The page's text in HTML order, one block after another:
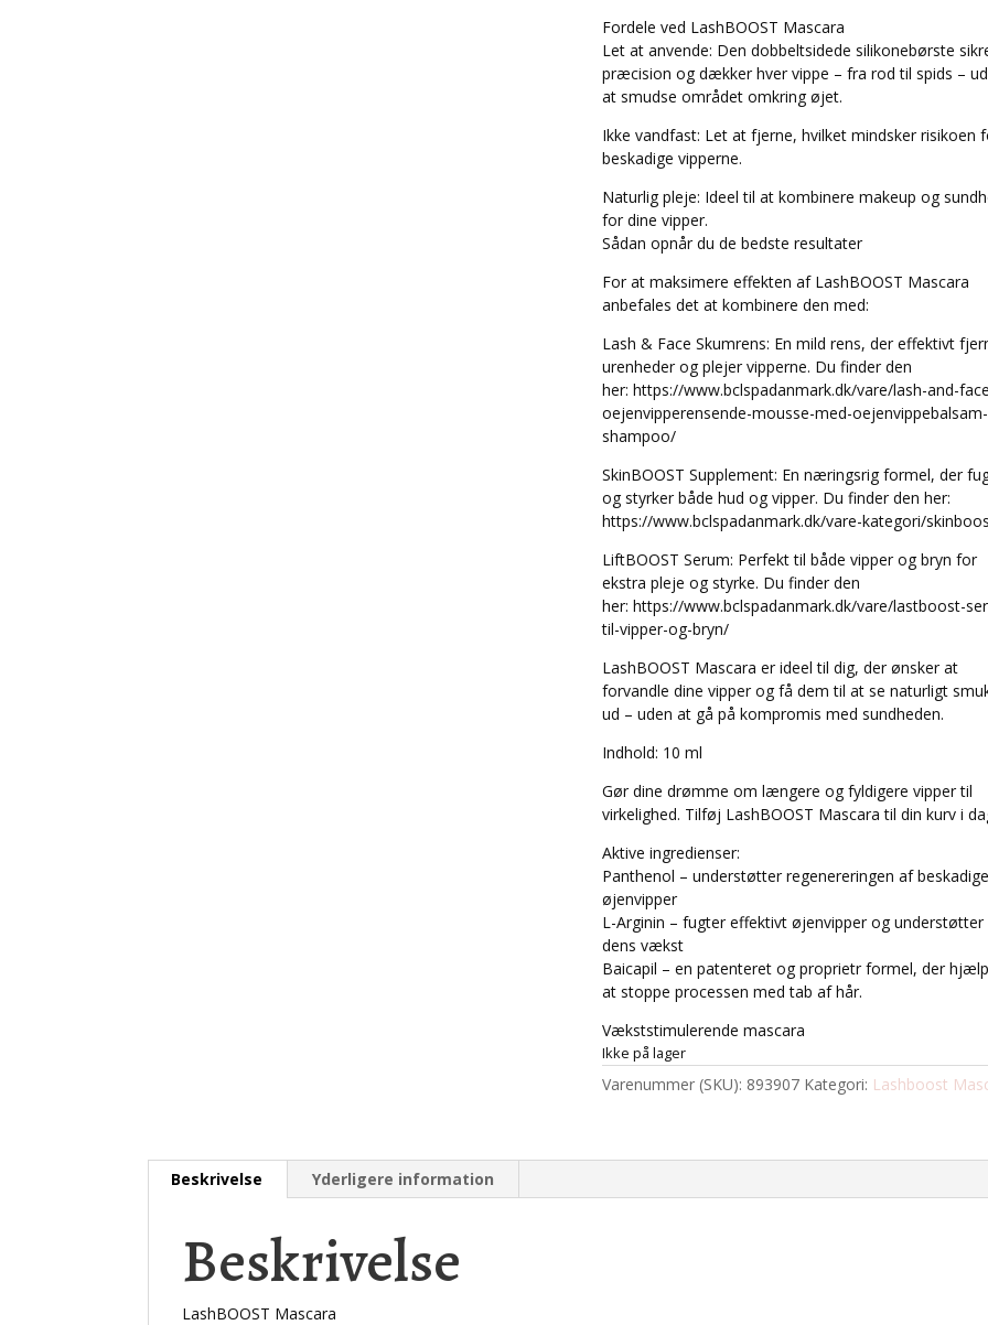
Fordele ved LashBOOST Mascara
Let at anvende: Den dobbeltsidede silikonebørste
præcision og dækker hver vippe – fra rod til spids –
at smudse området omkring øjet.
Ikke vandfast: Let at fjerne, hvilket mindsker risikoen
beskadige vipperne.
Naturlig pleje: Ideel til at kombinere makeup og
for dine vipper.
Sådan opnår du de bedste resultater
For at maksimere effekten af LashBOOST Mascara
anbefales det at kombinere den med:
Lash & Face Skumrens: En mild rens, der effektivt
urenheder og plejer vipperne. Du finder den
her: https://www.bclspadanmark.dk/vare/lash-and-
oejenvipperensende-mousse-med-
shampoo/
SkinBOOST Supplement: En næringsrig formel, der
og styrker både hud og vipper. Du finder den her:
https://www.bclspadanmark.dk/vare-kategori/
LiftBOOST Serum: Perfekt til både vipper og bryn for
ekstra pleje og styrke. Du finder den
her: https://www.bclspadanmark.dk/vare/lastboost-
til-vipper-og-bryn/
LashBOOST Mascara er ideel til dig, der ønsker at
forvandle dine vipper og få dem til at se naturligt
ud – uden at gå på kompromis med sundheden.
Indhold: 10 ml
Gør dine drømme om længere og fyldigere vipper til
virkelighed. Tilføj LashBOOST Mascara til din kurv i
Aktive ingredienser:
Panthenol – understøtter regenereringen af
øjenvipper
L-Arginin – fugter effektivt øjenvipper og understøtter
dens vækst
Baicapil – en patenteret og proprietr formel, der
at stoppe processen med tab af hår.
Vækststimulerende mascara
Ikke på lager
Varenummer (SKU): 893907 Kategori: Lashboost
Beskrivelse Yderligere information
Beskrivelse
LashBOOST Mascara